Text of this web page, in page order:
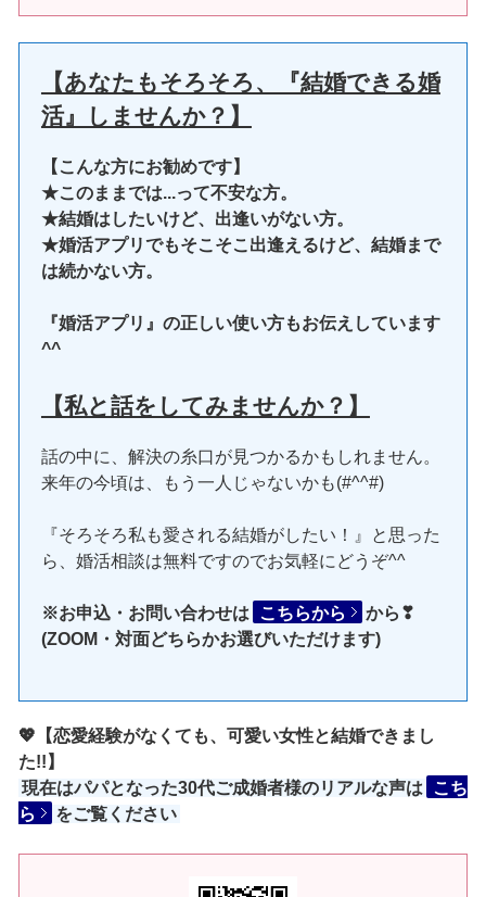
【あなたもそろそろ、『結婚できる婚
活』しませんか？】
【こんな方にお勧めです】
★このままでは...って不安な方。
★結婚はしたいけど、出逢いがない方。
★婚活アプリでもそこそこ出逢えるけど、結婚まで
は続かない方。
『婚活アプリ』の正しい使い方もお伝えしています
^^
【私と話をしてみませんか？】
話の中に、解決の糸口が見つかるかもしれません。
来年の今頃は、もう一人じゃないかも(#^^#)
『そろそろ私も愛される結婚がしたい！』と思った
ら、婚活相談は無料ですのでお気軽にどうぞ^^
※お申込・お問い合わせは こちらから
から❣
(ZOOM・対面どちらかお選びいただけます)
💖【恋愛経験がなくても、可愛い女性と結婚できまし
た!!】
現在はパパとなった30代ご成婚者様のリアルな声は
こち
ら
をご覧ください